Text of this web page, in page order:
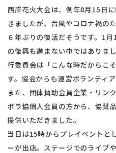
⻄岸花火大会は、例年8月15日
きましたが、台風やコロナ禍の
６年ぶりの復活だそうです。1
の復興も進まない中ではありま
行委員会は「こんな時だからこ
す。協会からも運営ボランティ
また、団体賛助会員企業・リン
ボラ協個人会員の方から、協賛
提供いただきました。
当日は15時からプレイベントと
ーが出店。ステージでのライブ